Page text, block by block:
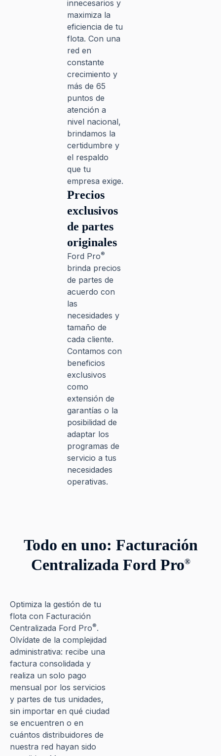
innecesarios y
maximiza la
eficiencia de tu
flota. Con una
red en
constante
crecimiento y
más de 65
puntos de
atención a
nivel nacional,
brindamos la
certidumbre y
el respaldo
que tu
empresa exige.
Precios
exclusivos
de partes
originales​
Ford Pro®
brinda precios
de partes de
acuerdo con
las
necesidades y
tamaño de
cada cliente.
Contamos con
beneficios
exclusivos
como
extensión de
garantías o la
posibilidad de
adaptar los
programas de
servicio a tus
necesidades
operativas.​
Todo en uno: Facturación
Centralizada Ford Pro®​
Optimiza la gestión de tu
flota con Facturación
Centralizada Ford Pro®.
Olvídate de la complejidad
administrativa: recibe una
factura consolidada y
realiza un solo pago
mensual por los servicios
y partes de tus unidades,
sin importar en qué ciudad
se encuentren o en
cuántos distribuidores de
nuestra red hayan sido